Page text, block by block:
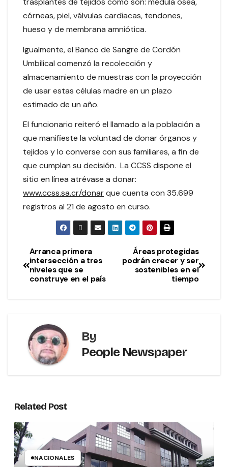
córneas, piel, válvulas cardíacas, tendones,
hueso y de membrana amniótica.
Igualmente, el Banco de Sangre de Cordón
Umbilical comenzó la recolección y
almacenamiento de muestras con la proyección
de usar estas células madre en un plazo
estimado de un año.
El funcionario reiteró el llamado a la población a
que manifieste la voluntad de donar órganos y
tejidos y lo converse con sus familiares, a fin de
que cumplan su decisión. La CCSS dispone el
sitio en línea atrévase a donar:
www.ccss.sa.cr/donarque cuenta con 35.699
registros al 21 de agosto en curso.
Áreas protegidas
podrán crecer y ser
sostenibles en el
tiempo
Arranca primera
intersección a tres
niveles que se
construye en el país
By
People Newspaper
Related Post
NACIONALES